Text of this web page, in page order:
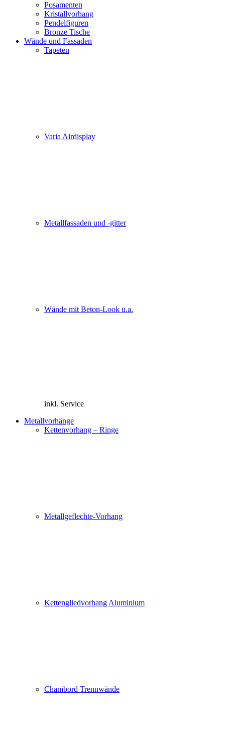
Posamenten
Kristallvorhang
Pendelfiguren
Bronze Tische
Wände und Fassaden
Tapeten
Varia Airdisplay
Metallfassaden und -gitter
Wände mit Beton-Look u.a.
inkl. Service
Metallvorhänge
Kettenvorhang – Ringe
Metallgeflechte-Vorhang
Kettengliedvorhang Aluminium
Chambord Trennwände